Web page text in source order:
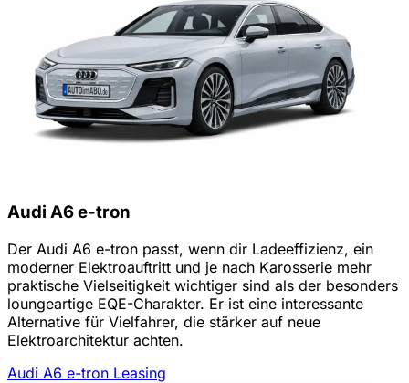
Audi A6 e-tron
Der Audi A6 e-tron passt, wenn dir Ladeeffizienz, ein
moderner Elektroauftritt und je nach Karosserie mehr
praktische Vielseitigkeit wichtiger sind als der besonders
loungeartige EQE-Charakter. Er ist eine interessante
Alternative für Vielfahrer, die stärker auf neue
Elektroarchitektur achten.
Audi A6 e-tron Leasing